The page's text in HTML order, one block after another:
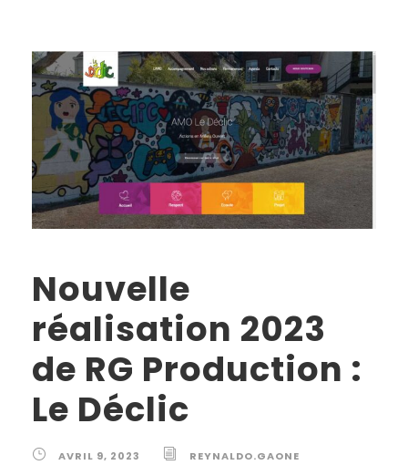
Nouvelle
réalisation 2023
de RG Production :
Le Déclic
AVRIL 9, 2023
REYNALDO.GAONE